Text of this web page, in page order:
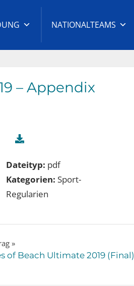
NATIONALTEAMS
– Appendix
Dateityp: pdf
Kategorien: Sport-
Regularien
of Beach Ultimate 2019 (Final)